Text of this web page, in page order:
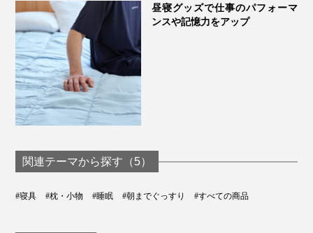
昼寝グッズで仕事のパフォーマ
ンスや記憶力をアップ
関連テーマから探す（5）
#寝具 #枕・小物 #睡眠 #朝までぐっすり #すべての商品